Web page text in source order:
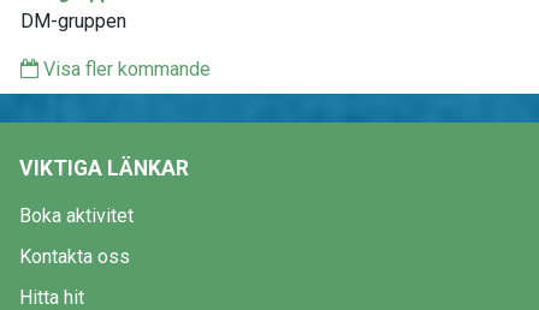
DM-gruppen
Visa fler kommande
VIKTIGA LÄNKAR
Boka aktivitet
Kontakta oss
Hitta hit